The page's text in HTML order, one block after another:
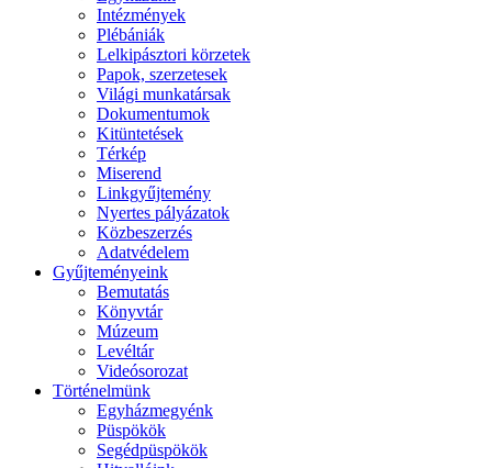
Intézmények
Plébániák
Lelkipásztori körzetek
Papok, szerzetesek
Világi munkatársak
Dokumentumok
Kitüntetések
Térkép
Miserend
Linkgyűjtemény
Nyertes pályázatok
Közbeszerzés
Adatvédelem
Gyűjteményeink
Bemutatás
Könyvtár
Múzeum
Levéltár
Videósorozat
Történelmünk
Egyházmegyénk
Püspökök
Segédpüspökök